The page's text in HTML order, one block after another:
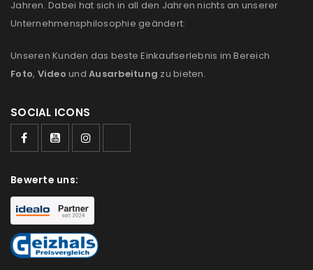
us
Ja, ich möchte ein Kundenkonto eröffnen und
Jahren. Dabei hat sich in all den Jahren nichts an unserer
Unternehmensphilosophie geändert:
Unseren Kunden das beste Einkaufserlebnis im Bereich
Foto, Video und Ausarbeitung zu bieten.
SOCIAL ICONS
Bewerte uns: